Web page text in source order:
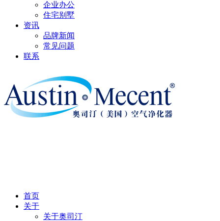
企业办公
住宅别墅
资讯
品牌新闻
常见问题
联系
首页
关于
关于奥司汀